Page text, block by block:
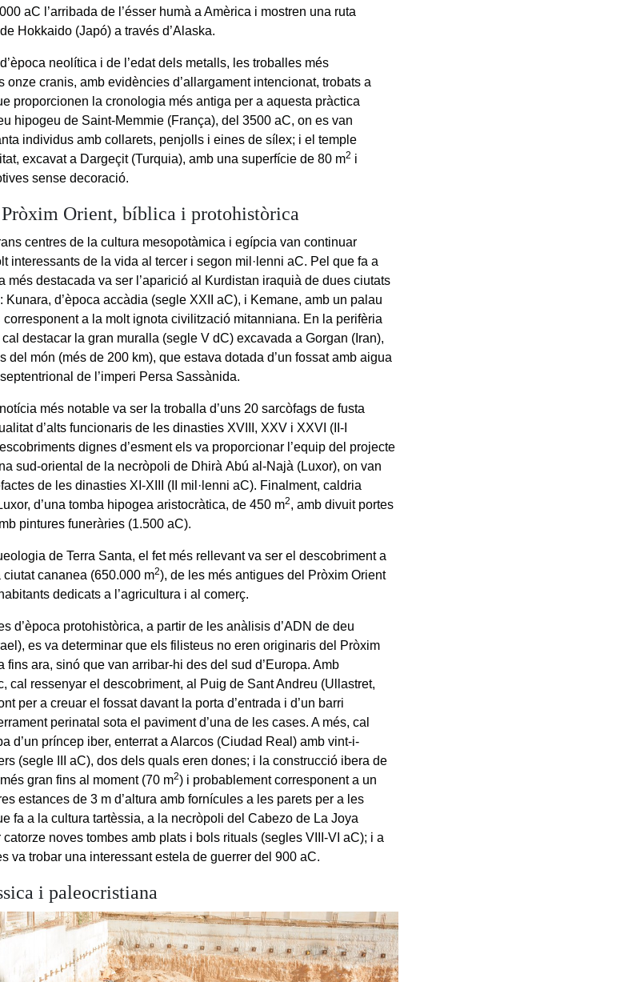
aC l’arribada de l’ésser humà a Amèrica i mostren una ruta
Hokkaido (Japó) a través d’Alaska.
neolítica i de l’edat dels metalls, les troballes més
onze cranis, amb evidències d’allargament intencionat, trobats a
proporcionen la cronologia més antiga per a aquesta pràctica
hipogeu de Saint-Memmie (França), del 3500 aC, on es van
individus amb collarets, penjolls i eines de sílex; i el temple
excavat a Dargeçit (Turquia), amb una superfície de 80 m2 i
sense decoració.
Orient, bíblica i protohistòrica
centres de la cultura mesopotàmica i egípcia van continuar
interessants de la vida al tercer i segon mil·lenni aC. Pel que fa a
més destacada va ser l’aparició al Kurdistan iraquià de dues ciutats
Kunara, d’època accàdia (segle XXII aC), i Kemane, amb un palau
a la molt ignota civilització mitanniana. En la perifèria
destacar la gran muralla (segle V dC) excavada a Gorgan (Iran),
del món (més de 200 km), que estava dotada d’un fossat amb aigua
de l’imperi Persa Sassànida.
més notable va ser la troballa d’uns 20 sarcòfags de fusta
d’alts funcionaris de les dinasties XVIII, XXV i XXVI (II-I
dignes d’esment els va proporcionar l’equip del projecte
sud-oriental de la necròpoli de Dhirà Abú al-Najà (Luxor), on van
de les dinasties XI-XIII (II mil·lenni aC). Finalment, caldria
d’una tomba hipogea aristocràtica, de 450 m2, amb divuit portes
pintures funeràries (1.500 aC).
de Terra Santa, el fet més rellevant va ser el descobriment a
ciutat cananea (650.000 m2), de les més antigues del Pròxim Orient
dedicats a l’agricultura i al comerç.
d’època protohistòrica, a partir de les anàlisis d’ADN de deu
es va determinar que els filisteus no eren originaris del Pròxim
fins ara, sinó que van arribar-hi des del sud d’Europa. Amb
cal ressenyar el descobriment, al Puig de Sant Andreu (Ullastret,
per a creuar el fossat davant la porta d’entrada i d’un barri
perinatal sota el paviment d’una de les cases. A més, cal
d’un príncep iber, enterrat a Alarcos (Ciudad Real) amb vint-i-
(segle III aC), dos dels quals eren dones; i la construcció ibera de
gran fins al moment (70 m2) i probablement corresponent a un
estances de 3 m d’altura amb fornícules a les parets per a les
fa a la cultura tartèssia, a la necròpoli del Cabezo de La Joya
noves tombes amb plats i bols rituals (segles VIII-VI aC); i a
va trobar una interessant estela de guerrer del 900 aC.
i paleocristiana